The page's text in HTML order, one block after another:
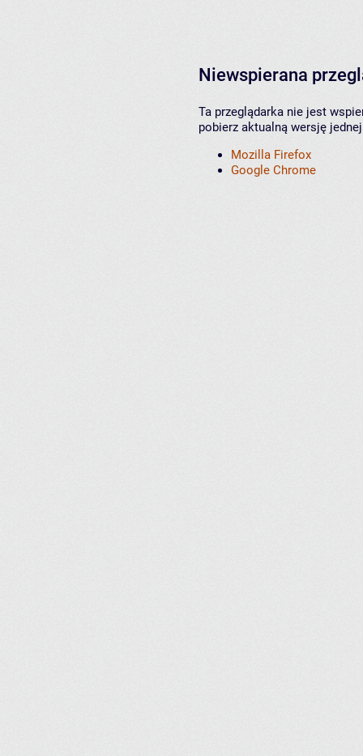
Niewspierana
Ta przeglądarka nie jest
pobierz aktualną wersję
Mozilla Firefox
Google Chrome